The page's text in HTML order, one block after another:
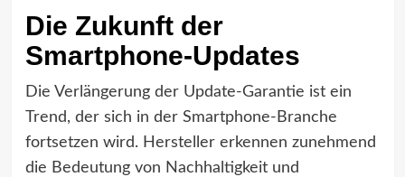
Die Zukunft der
Smartphone-Updates
Die Verlängerung der Update-Garantie ist ein
Trend, der sich in der Smartphone-Branche
fortsetzen wird. Hersteller erkennen zunehmend
die Bedeutung von Nachhaltigkeit und